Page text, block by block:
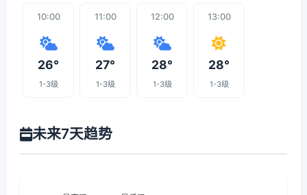
10:00
26°
1-3级
11:00
27°
1-3级
12:00
28°
1-3级
13:00
28°
1-3级
未来7天趋势